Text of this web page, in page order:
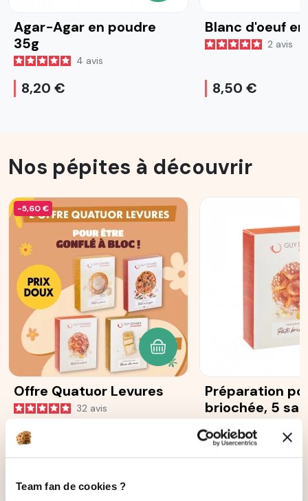
Team fan de cookies ?
Agar-Agar en poudre
35g
4 avis
8,20 €
Blanc d'oeuf
2 avis
8,50 €
Nos pépites à découvrir
-5,60 €
Offre Quatuor Levures
32 avis
AJOUTER AU PANIER
Préparation
briochée, 5
25 g